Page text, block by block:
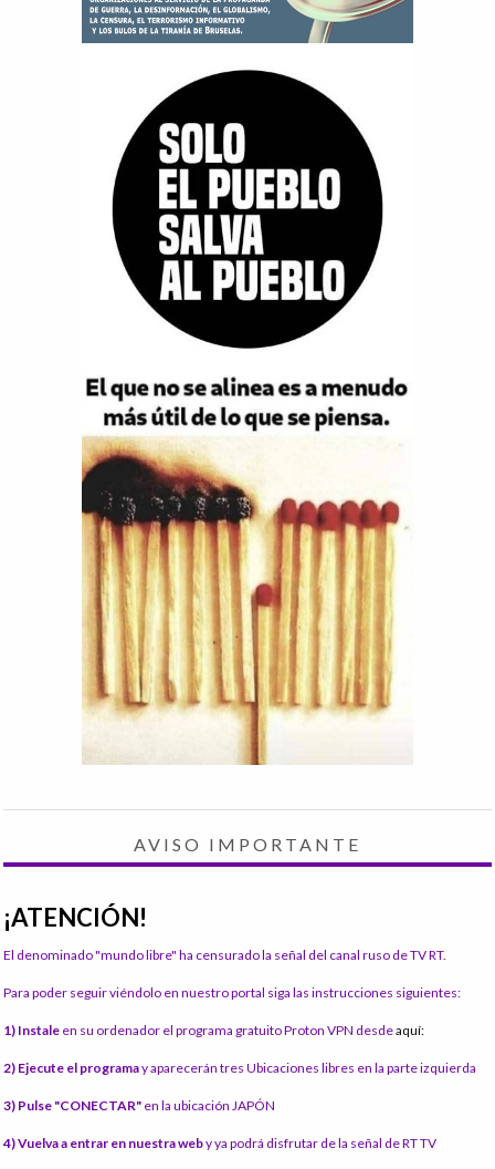
AVISO IMPORTANTE
¡ATENCIÓN!
El denominado "mundo libre" ha censurado la señal del canal ruso de TV RT.
Para poder seguir viéndolo en nuestro portal siga las instrucciones siguientes:
1) Instale en su ordenador el programa gratuito Proton VPN desdeaquí:
2) Ejecute el programay aparecerán tres Ubicaciones libres en la parte izquierda
3) Pulse "CONECTAR" en la ubicación JAPÓN
4) Vuelva a entrar en nuestra weby ya podrá disfrutar de la señal de RT TV